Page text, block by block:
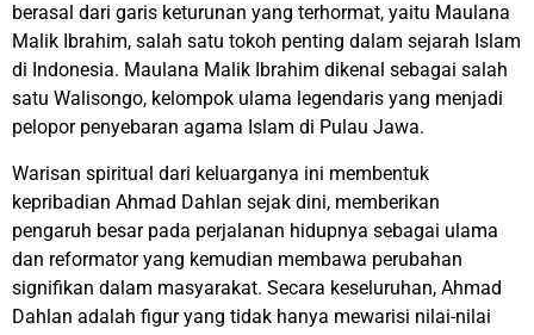
berasal dari garis keturunan yang terhormat, yaitu Maulana
Malik Ibrahim, salah satu tokoh penting dalam sejarah Islam
di Indonesia. Maulana Malik Ibrahim dikenal sebagai salah
satu Walisongo, kelompok ulama legendaris yang menjadi
pelopor penyebaran agama Islam di Pulau Jawa.
Warisan spiritual dari keluarganya ini membentuk
kepribadian Ahmad Dahlan sejak dini, memberikan
pengaruh besar pada perjalanan hidupnya sebagai ulama
dan reformator yang kemudian membawa perubahan
signifikan dalam masyarakat. Secara keseluruhan, Ahmad
Dahlan adalah figur yang tidak hanya mewarisi nilai-nilai